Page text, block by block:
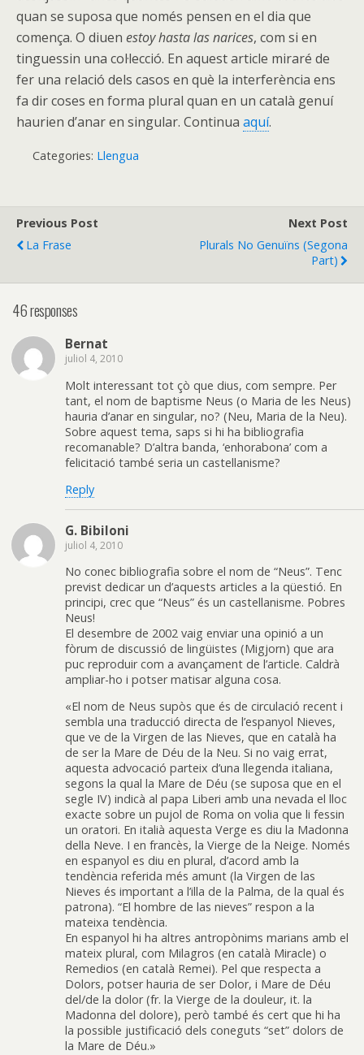
quan se suposa que només pensen en el dia que
comença. O diuen estoy hasta las narices, com si en
tinguessin una col·lecció. En aquest article miraré de
fer una relació dels casos en què la interferència ens
fa dir coses en forma plural quan en un català genuí
haurien d’anar en singular. Continua aquí.
Categories: Llengua
Previous Post
La Frase
Next Post
Plurals No Genuïns (segona
Part)
46 responses
Bernat
juliol 4, 2010
Molt interessant tot çò que dius, com sempre. Per
tant, el nom de baptisme Neus (o Maria de les Neus)
hauria d’anar en singular, no? (Neu, Maria de la Neu).
Sobre aquest tema, saps si hi ha bibliografia
recomanable? D’altra banda, ‘enhorabona’ com a
felicitació també seria un castellanisme?
Reply
G. Bibiloni
juliol 4, 2010
No conec bibliografia sobre el nom de “Neus”. Tenc
previst dedicar un d’aquests articles a la qüestió. En
principi, crec que “Neus” és un castellanisme. Pobres
Neus!
El desembre de 2002 vaig enviar una opinió a un
fòrum de discussió de lingüistes (Migjorn) que ara
puc reproduir com a avançament de l’article. Caldrà
ampliar-ho i potser matisar alguna cosa.
«El nom de Neus supòs que és de circulació recent i
sembla una traducció directa de l’espanyol Nieves,
que ve de la Virgen de las Nieves, que en català ha
de ser la Mare de Déu de la Neu. Si no vaig errat,
aquesta advocació parteix d’una llegenda italiana,
segons la qual la Mare de Déu (se suposa que en el
segle IV) indicà al papa Liberi amb una nevada el lloc
exacte sobre un pujol de Roma on volia que li fessin
un oratori. En italià aquesta Verge es diu la Madonna
della Neve. I en francès, la Vierge de la Neige. Només
en espanyol es diu en plural, d’acord amb la
tendència referida més amunt (la Virgen de las
Nieves és important a l’illa de la Palma, de la qual és
patrona). “El hombre de las nieves” respon a la
mateixa tendència.
En espanyol hi ha altres antropònims marians amb el
mateix plural, com Milagros (en català Miracle) o
Remedios (en català Remei). Pel que respecta a
Dolors, potser hauria de ser Dolor, i Mare de Déu
del/de la dolor (fr. la Vierge de la douleur, it. la
Madonna del dolore), però també és cert que hi ha
la possible justificació dels coneguts “set” dolors de
la Mare de Déu.»